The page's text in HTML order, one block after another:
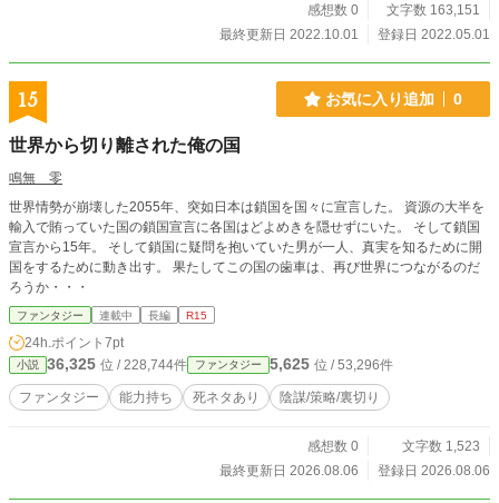
と出られない部屋」の亜種詰め合わせみたいなお話です。章ごとの関連性は（主
人公カップリング以外）ないので、お好きな章からどうぞ。 お話上性行為を見
たり見られたりする表現もありますが、カップリング相手以外に触れられること
はありません。 2022/10/01 完結済み ☆お品書き 【第一章】病に倒れたおれを
いつも隣で励ましてくれた、幼なじみのあいつと。 ・鈍感大らか×病に倒れた元
気少年、幼なじみ、死ネタあり 【第二章】喪われし魂の救済を求めて、最期ま
で心を焦がしてやまなかった彼と。 ・陽キャへたれ×厨二陰キャ、一部襲い受
け、自殺未遂の描写あり 【第三章】せっくすの仕方がわからないぼくたちが、
無知、主人公カプあり 【第四章】生涯で唯一一度もお相手願えなかった、気位
の高い猫みたいな男と。 ・中性的ドS×両刀攻め専タラシ、調教、快楽堕ち、♡
喘ぎ、濁点喘ぎ、攻めフェラあり 【第五章】きっとこの手の中に戻ってきてく
れるはずの、今はまだ遠いお前と。 ・いざと言うとき頼りになる地味系×メンタ
ル弱めガラ悪系、デスゲーム風、ヤンデレ、執着攻め 【第六章】壊れてしまっ
た物語を美しく終わらせるために、あの図書室で物語を分け合った先生と。 ・
自らの性癖に苦悩する堅物教師×浮世離れした美少年、死ネタあり 【第七章】死
ぬ前に一度だけ、セックスをしたかったあの人と。 ・最終章前編、死ネタあり
【第八章】そして死ぬ前にただ一度だけ、セックスをしたあの人と。 ・最終章
後編
感想数 0
文字数 163,151
最終更新日 2022.10.01
登録日 2022.05.01
15 お気に入り追加 0
世界から切り離された俺の国
鳴無 零
世界情勢が崩壊した2055年、突如日本は鎖国を国々に宣言した。 資源の大半を
輸入で賄っていた国の鎖国宣言に各国はどよめきを隠せずにいた。 そして鎖国
宣言から15年。 そして鎖国に疑問を抱いていた男が一人、真実を知るために開
国をするために動き出す。 果たしてこの国の歯車は、再び世界につながるのだ
ろうか・・・
ファンタジー 連載中 長編 R15
24h.ポイント 7pt
小説 36,325 位 / 228,744件 ファンタジー 5,625 位 / 53,296件
ファンタジー 能力持ち 死ネタあり 陰謀/策略/裏切り
感想数 0
文字数 1,523
最終更新日 2026.08.06
登録日 2026.08.06